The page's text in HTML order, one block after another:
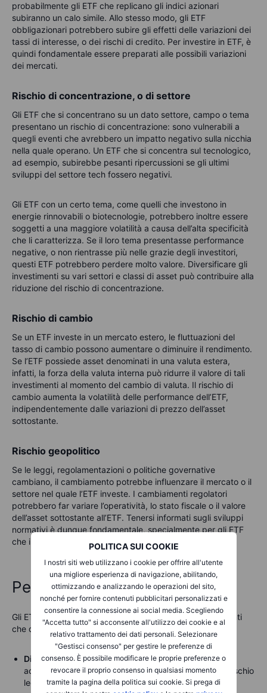
POLITICA SUI COOKIE
I nostri siti web utilizzano i cookie per offrire all'utente
una migliore esperienza di navigazione, abilitando,
ottimizzando e analizzando le operazioni del sito,
nonché per fornire contenuti pubblicitari personalizzati e
consentire la connessione ai social media. Scegliendo
"Accetta tutto" si acconsente all'utilizzo dei cookie e al
relativo trattamento dei dati personali. Selezionare
"Gestisci consenso" per gestire le preferenze di
consenso. È possibile modificare le proprie preferenze o
revocare il proprio consenso in qualsiasi momento
tramite la pagina della politica sui cookie. Si prega di
probabilmente gli ETF che replicano gli indici azionari
subiranno un calo simile. Allo stesso modo, gli ETF
obbligazionari potrebbero subire gli effetti delle variazioni dei
tassi di interesse, o dei rischi di credito. Per investire in ETF, è
quindi fondamentale essere preparati alle possibili variazioni
dei mercati.
Rischio di concentrazione, o di settore
Gli ETF che si concentrano su un dato settore, campo o tema
presentano un rischio di concentrazione: sono vulnerabili a
quegli eventi che avrebbero un impatto negativo sulla nicchia
nella quale operano. Un ETF che si concentra sul tecnologico,
ad esempio, subirebbe pesanti ripercussioni se gli ultimi
sviluppi del settore tech fossero negativi.
Gli ETF con un certo tema, come quelli che investono in
energie rinnovabili o biotecnologie, potrebbero inoltre essere
soggetti a una maggiore volatilità a causa dell’alta specificità
che li caratterizza. Se il loro tema presentasse performance
negative, o non rientrasse più nelle grazie degli investitori,
questi ETF potrebbero perdere molto valore. Diversificare gli
investimenti su vari settori e classi di asset può contribuire alla
riduzione del rischio di concentrazione.
Rischio di cambio
Se un ETF investe in un mercato estero, le fluttuazioni del
tasso di cambio possono aumentare o diminuire il rendimento.
Se l’ETF possiede asset denominati in una valuta estera,
infatti, la forza della valuta interna può ridurre il valore di tali
investimenti al momento del cambio di valuta. Il rischio di
cambio aumenta la volatilità delle performance dell’ETF,
indipendentemente dalle variazioni di prezzo dell’asset
sottostante.
Rischio geopolitico
Se le leggi, regolamentazioni o politiche governative
cambiano, il cambiamento potrebbe influenzare il mercato o il
settore nel quale l’ETF investe. I cambiamenti regolatori
potrebbero far variare l’operatività, lo stato fiscale o il valore
dell’asset sottostante all’ETF. Tenersi informati sugli sviluppi
normativi è dunque fondamentale, specialmente per gli ETF
che investono in mercati emergenti o settori specializzati.
Perché investire in ETF?
Gli ETF sono uno degli strumenti preferiti sia dai principianti
che dai trader più esperti. Ecco alcuni dei motivi:
Diversificazione.Acquistando un ETF, l’investitore
acquista un’esposizione a diversi asset, che riduce il rischio
legato al singolo investimento.